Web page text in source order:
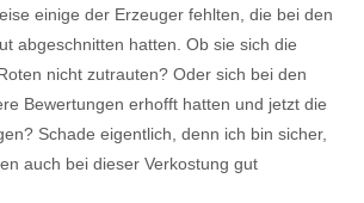
einige der Erzeuger fehlten, die bei den
abgeschnitten hatten. Ob sie sich die
nicht zutrauten? Oder sich bei den
Bewertungen erhofft hatten und jetzt die
Schade eigentlich, denn ich bin sicher,
auch bei dieser Verkostung gut